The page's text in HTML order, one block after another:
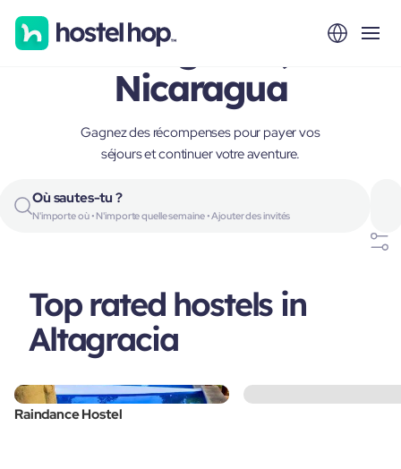
Altagracia,
Nicaragua
Gagnez des récompenses pour payer vos
séjours et continuer votre aventure.
Où sautes-tu ?
N'importe où • N'importe quelle semaine • Ajouter des invités
Top rated hostels in
Altagracia
Raindance Hostel